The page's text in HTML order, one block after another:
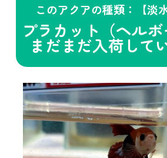
このアクアの種類：【淡
プラカット（ヘル
まだまだ入荷して